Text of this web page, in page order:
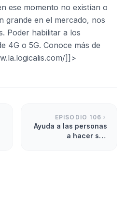
ese momento no existían o
grande en el mercado, nos
Poder habilitar a los
4G o 5G. Conoce más de
]]>
EPISODIO 106
Ayuda a las personas
a hacer sus